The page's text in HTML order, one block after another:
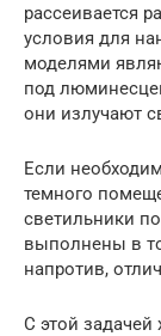
рассеивается
условия для
моделями
под
они излучают
Если
темного
светильники
выполнены в
напротив,
С этой